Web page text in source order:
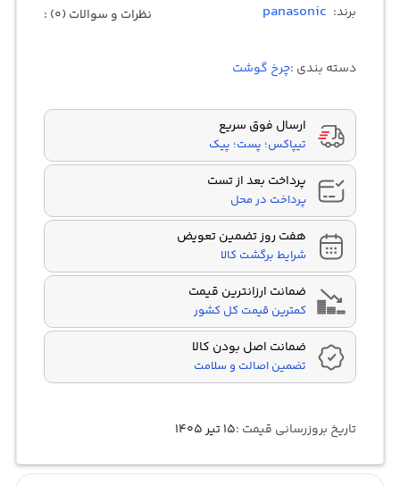
برند: panasonic نظرات و سوالات (0) :
دسته بندی :چرخ گوشت
ارسال فوق سریع
تیپاکس؛ پست؛ پیک
پرداخت بعد از تست
پرداخت در محل
هفت روز تضمین تعویض
شرایط برگشت کالا
ضمانت ارزانترین قیمت
کمترین قیمت کل کشور
ضمانت اصل بودن کالا
تضمین اصالت و سلامت
تاریخ بروزرسانی قیمت :۱۵ تیر ۱۴۰۵